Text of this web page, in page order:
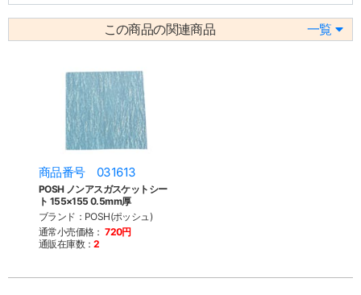
この商品の関連商品 一覧
商品番号 031613
POSH ノンアスガスケットシー
ト 155×155 0.5mm厚
ブランド：POSH(ポッシュ)
通常小売価格： 720円
通販在庫数：2